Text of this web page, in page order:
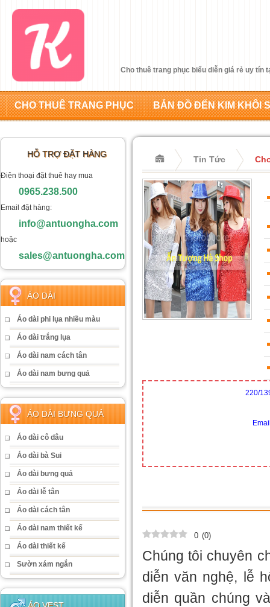
Cho thuê trang phục biểu diễn giá rẻ uy tín
CHO THUÊ TRANG PHỤC BẢN ĐỒ ĐẾN KIM KHÔI
HỖ TRỢ ĐẶT HÀNG
Điện thoại đặt thuê hay mua
0965.238.500
Email đặt hàng:
info@antuongha.com
hoặc
sales@antuongha.com
ÁO DÀI
Áo dài phi lụa nhiều màu
Áo dài trắng lụa
Áo dài nam cách tân
Áo dài nam bưng quả
ÁO DÀI BƯNG QUẢ
Áo dài cô dâu
Áo dài bà Sui
Áo dài bưng quả
Áo dài lễ tân
Áo dài cách tân
Áo dài nam thiết kế
Áo dài thiết kế
Sườn xám ngắn
Tin Tức
220/
0 (0)
Chúng tôi chuyên
diễn văn nghệ, lễ
diễn quần chúng